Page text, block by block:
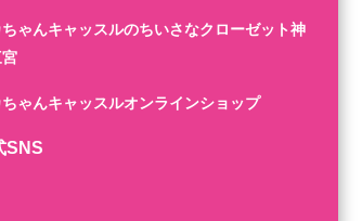
ちゃんキャッスルのちいさなクローゼット神
宮
ちゃんキャッスルオンラインショップ
SNS